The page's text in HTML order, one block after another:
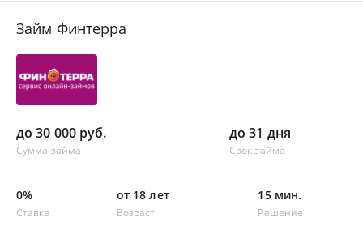
Займ Финтерра
до 30 000 руб.
Сумма займа
до 31 дня
Срок займа
0%
Ставка
от 18 лет
Возраст
15 мин.
Решение